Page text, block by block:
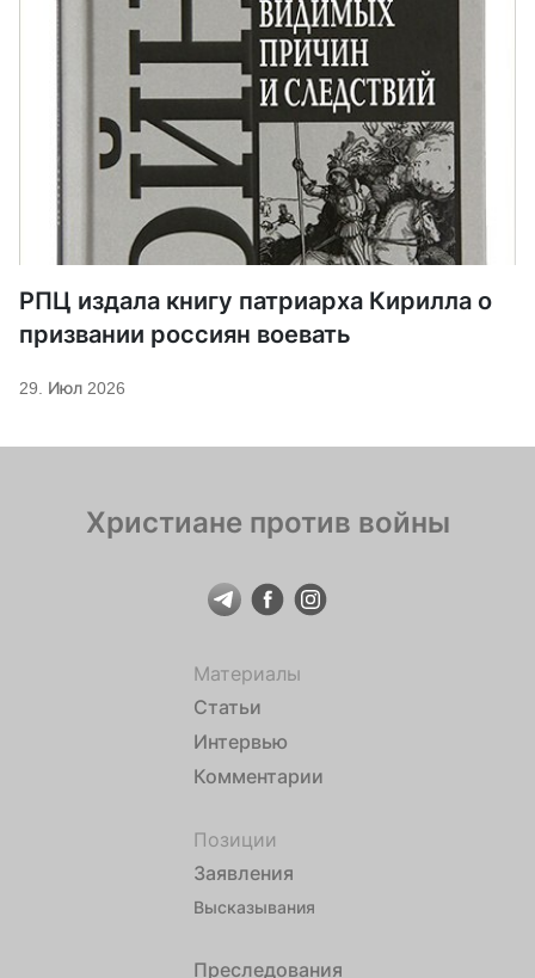
РПЦ издала книгу патриарха Кирилла о
призвании россиян воевать
29. Июл 2026
Христиане против войны
Материалы
Статьи
Интервью
Комментарии
Позиции
Заявления
Высказывания
Преследования